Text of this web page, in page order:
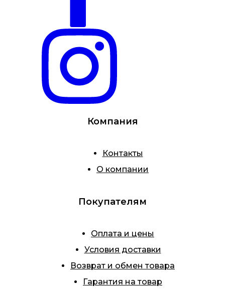
Компания
Контакты
О компании
Покупателям
Оплата и цены
Условия доставки
Возврат и обмен товара
Гарантия на товар